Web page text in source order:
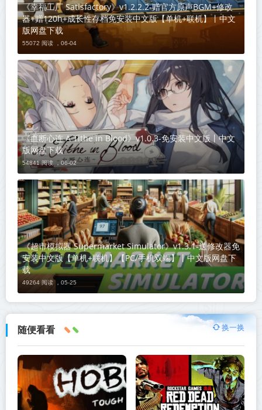
《幸福工厂 Satisfactory》v1.2.2.2-赠官方原声BGM+修改
器+赠120h+成长性存档免安装中文版【单机+联机】丨中文
版网盘下载
55072 阅读 ， 06-04
《血断心连 A Tithe in Blood》v1.0.3-免安装中文版丨中文
版网盘下载
54841 阅读 ， 06-02
《超市模拟器 Supermarket Simulator》v1.3.1-送修改器免
安装中文版【单机+联机】【PC/手机双端】丨中文版网盘下
载
49264 阅读 ， 05-25
随便看看 换一换